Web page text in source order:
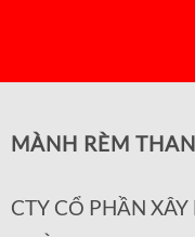
MÀNH RÈM
CTY CỔ PHẦN